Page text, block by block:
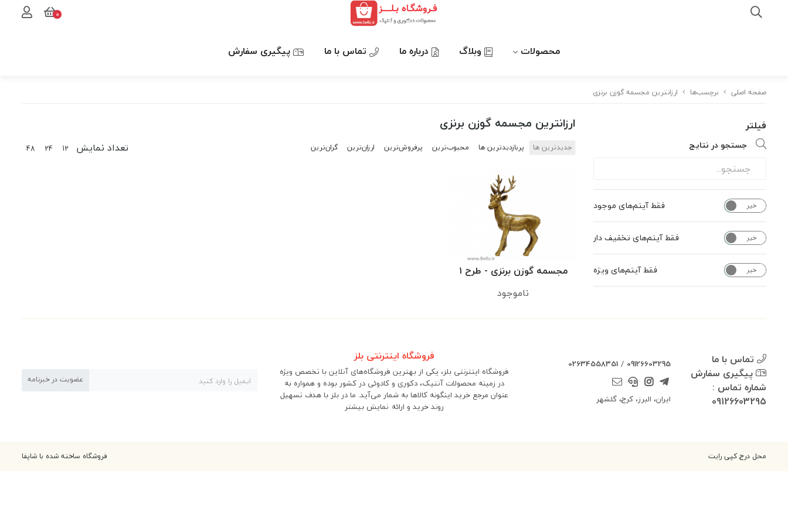
0
محصولات وبلاگ درباره ما تماس با ما پیگیری سفارش
صفحه اصلی برچسب‌ها ارزانترین مجسمه گوزن برنزی
فیلتر
جستجو در نتایج
خیر فقط آیتم‌های موجود
خیر فقط آیتم‌های تخفیف دار
خیر فقط آیتم‌های ویژه
ارزانترین مجسمه گوزن برنزی
جدیدترین ها پربازدیدترین ها محبوب‌‌ترین پرفروش‌ترین ارزان‌ترین گران‌ترین تعداد نمایش 12
24
48
مجسمه گوزن برنزی - طرح ۱
ناموجود
تماس با ما
پیگیری سفارش
شماره تماس :
09126603295
09126603295
/
02634558351
ایران، البرز، کرج، گلشهر
فروشگاه اینترنتی بلز
فروشگاه اینترنتی بلز، یکی از بهترین فروشگاه‌های آنلاین با تخصص ویژه
در زمینه محصولات آنتیک، دکوری و کادوئی در کشور بوده و همواره به
عنوان مرجع خرید اینگونه کالاها به شمار می‌آید. ما در بلز با هدف تسهیل
روند خرید و ارائه نمایش بیشتر
عضویت در خبرنامه
فروشگاه ساخته شده با شاپفا محل درج کپی رایت